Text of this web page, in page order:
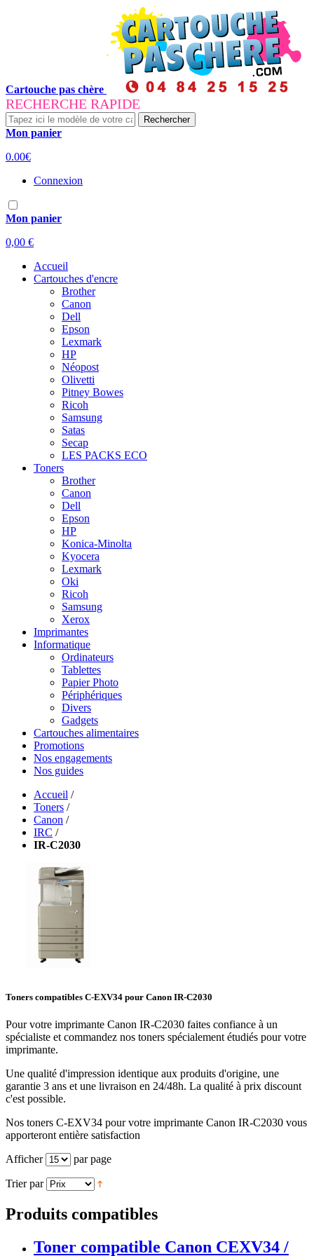
Cartouche pas chère
RECHERCHE RAPIDE
Rechercher
Mon panier
0.00€
Connexion
Mon panier
0,00 €
Accueil
Cartouches d'encre
Brother
Canon
Dell
Epson
Lexmark
HP
Néopost
Olivetti
Pitney Bowes
Ricoh
Samsung
Satas
Secap
LES PACKS ECO
Toners
Brother
Canon
Dell
Epson
HP
Konica-Minolta
Kyocera
Lexmark
Oki
Ricoh
Samsung
Xerox
Imprimantes
Informatique
Ordinateurs
Tablettes
Papier Photo
Périphériques
Divers
Gadgets
Cartouches alimentaires
Promotions
Nos engagements
Nos guides
Accueil /
Toners /
Canon /
IRC /
IR-C2030
Toners compatibles C-EXV34 pour Canon IR-C2030
Pour votre imprimante Canon IR-C2030 faites confiance à un
spécialiste et commandez nos toners spécialement étudiés pour votre
imprimante.
Une qualité d'impression identique aux produits d'origine, une
garantie 3 ans et une livraison en 24/48h. La qualité à prix discount
c'est possible.
Nos toners C-EXV34 pour votre imprimante Canon IR-C2030 vous
apporteront entière satisfaction
Afficher
par page
Trier par
Produits compatibles
Toner compatible Canon CEXV34 /